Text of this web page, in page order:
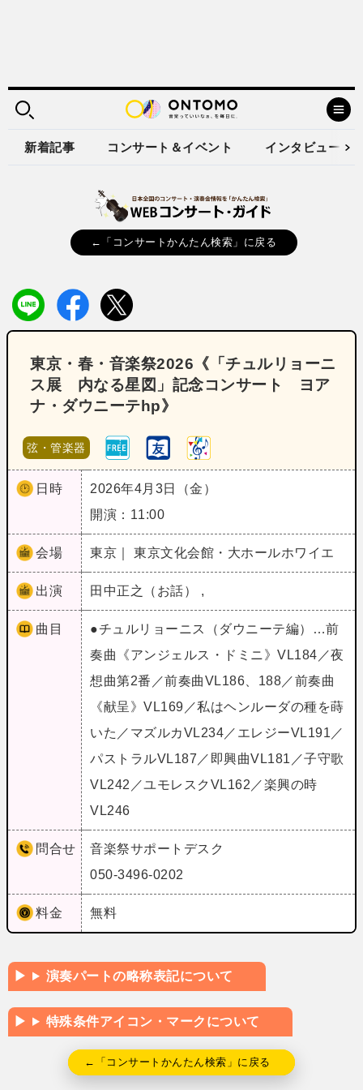
新着記事 コンサート＆イベント インタビュー
←「コンサートかんたん検索」に戻る
東京・春・音楽祭2026《「チュルリョーニ
ス展 内なる星図」記念コンサート ヨア
ナ・ダウニーテhp》
弦・管楽器
日時
2026年4月3日（金）
開演：11:00
会場 東京｜ 東京文化会館・大ホールホワイエ
出演 田中正之（お話） ,
曲目
●チュルリョーニス（ダウニーテ編）…前
奏曲《アンジェルス・ドミニ》VL184／夜
想曲第2番／前奏曲VL186、188／前奏曲
《献呈》VL169／私はヘンルーダの種を蒔
いた／マズルカVL234／エレジーVL191／
パストラルVL187／即興曲VL181／子守歌
VL242／ユモレスクVL162／楽興の時
VL246
問合せ
音楽祭サポートデスク
050-3496-0202
料金 無料
演奏パートの略称表記について
特殊条件アイコン・マークについて
←「コンサートかんたん検索」に戻る